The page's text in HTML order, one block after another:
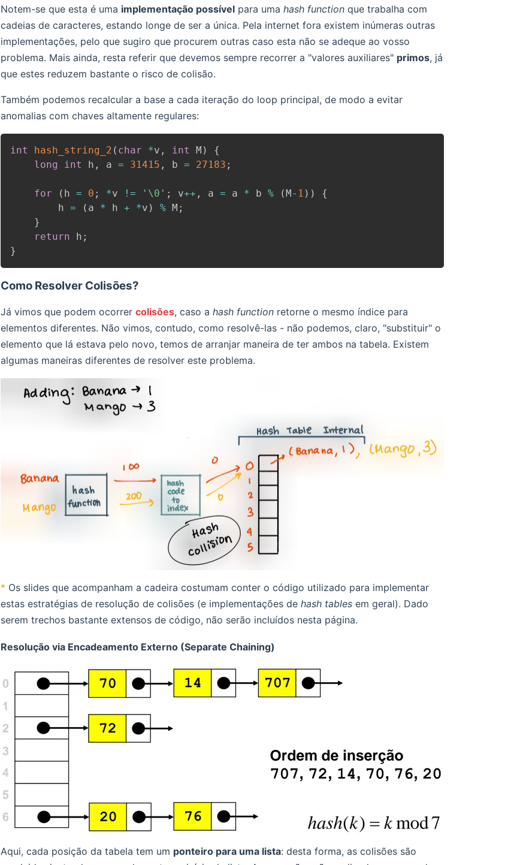
Notem-se que esta é uma implementação possível para uma hash function que trabalha com
cadeias de caracteres, estando longe de ser a única. Pela internet fora existem inúmeras outras
implementações, pelo que sugiro que procurem outras caso esta não se adeque ao vosso
problema. Mais ainda, resta referir que devemos sempre recorrer a "valores auxiliares" primos, já
que estes reduzem bastante o risco de colisão.
Também podemos recalcular a base a cada iteração do loop principal, de modo a evitar
anomalias com chaves altamente regulares:
int hash_string_2 ( char *v , int M )
{
long
int h , a = 31415 , b = 27183 ;
for ( h = 0 ; *v != '\0' ; v++ , a = a * b % (M- 1 ) )
{
        h
= ( a * h + *v ) % M ;
}
return h ;
}
Como Resolver Colisões?
Já vimos que podem ocorrer colisões, caso a hash function retorne o mesmo índice para
elementos diferentes. Não vimos, contudo, como resolvê-las - não podemos, claro, "substituir" o
elemento que lá estava pelo novo, temos de arranjar maneira de ter ambos na tabela. Existem
algumas maneiras diferentes de resolver este problema.
* Os slides que acompanham a cadeira costumam conter o código utilizado para implementar
estas estratégias de resolução de colisões (e implementações de hash tables em geral). Dado
serem trechos bastante extensos de código, não serão incluídos nesta página.
Resolução via Encadeamento Externo (Separate Chaining)
Aqui, cada posição da tabela tem um ponteiro para uma lista: desta forma, as colisões são